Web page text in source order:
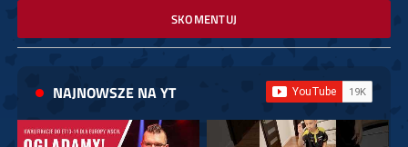
SKOMENTUJ
NAJNOWSZE NA YT